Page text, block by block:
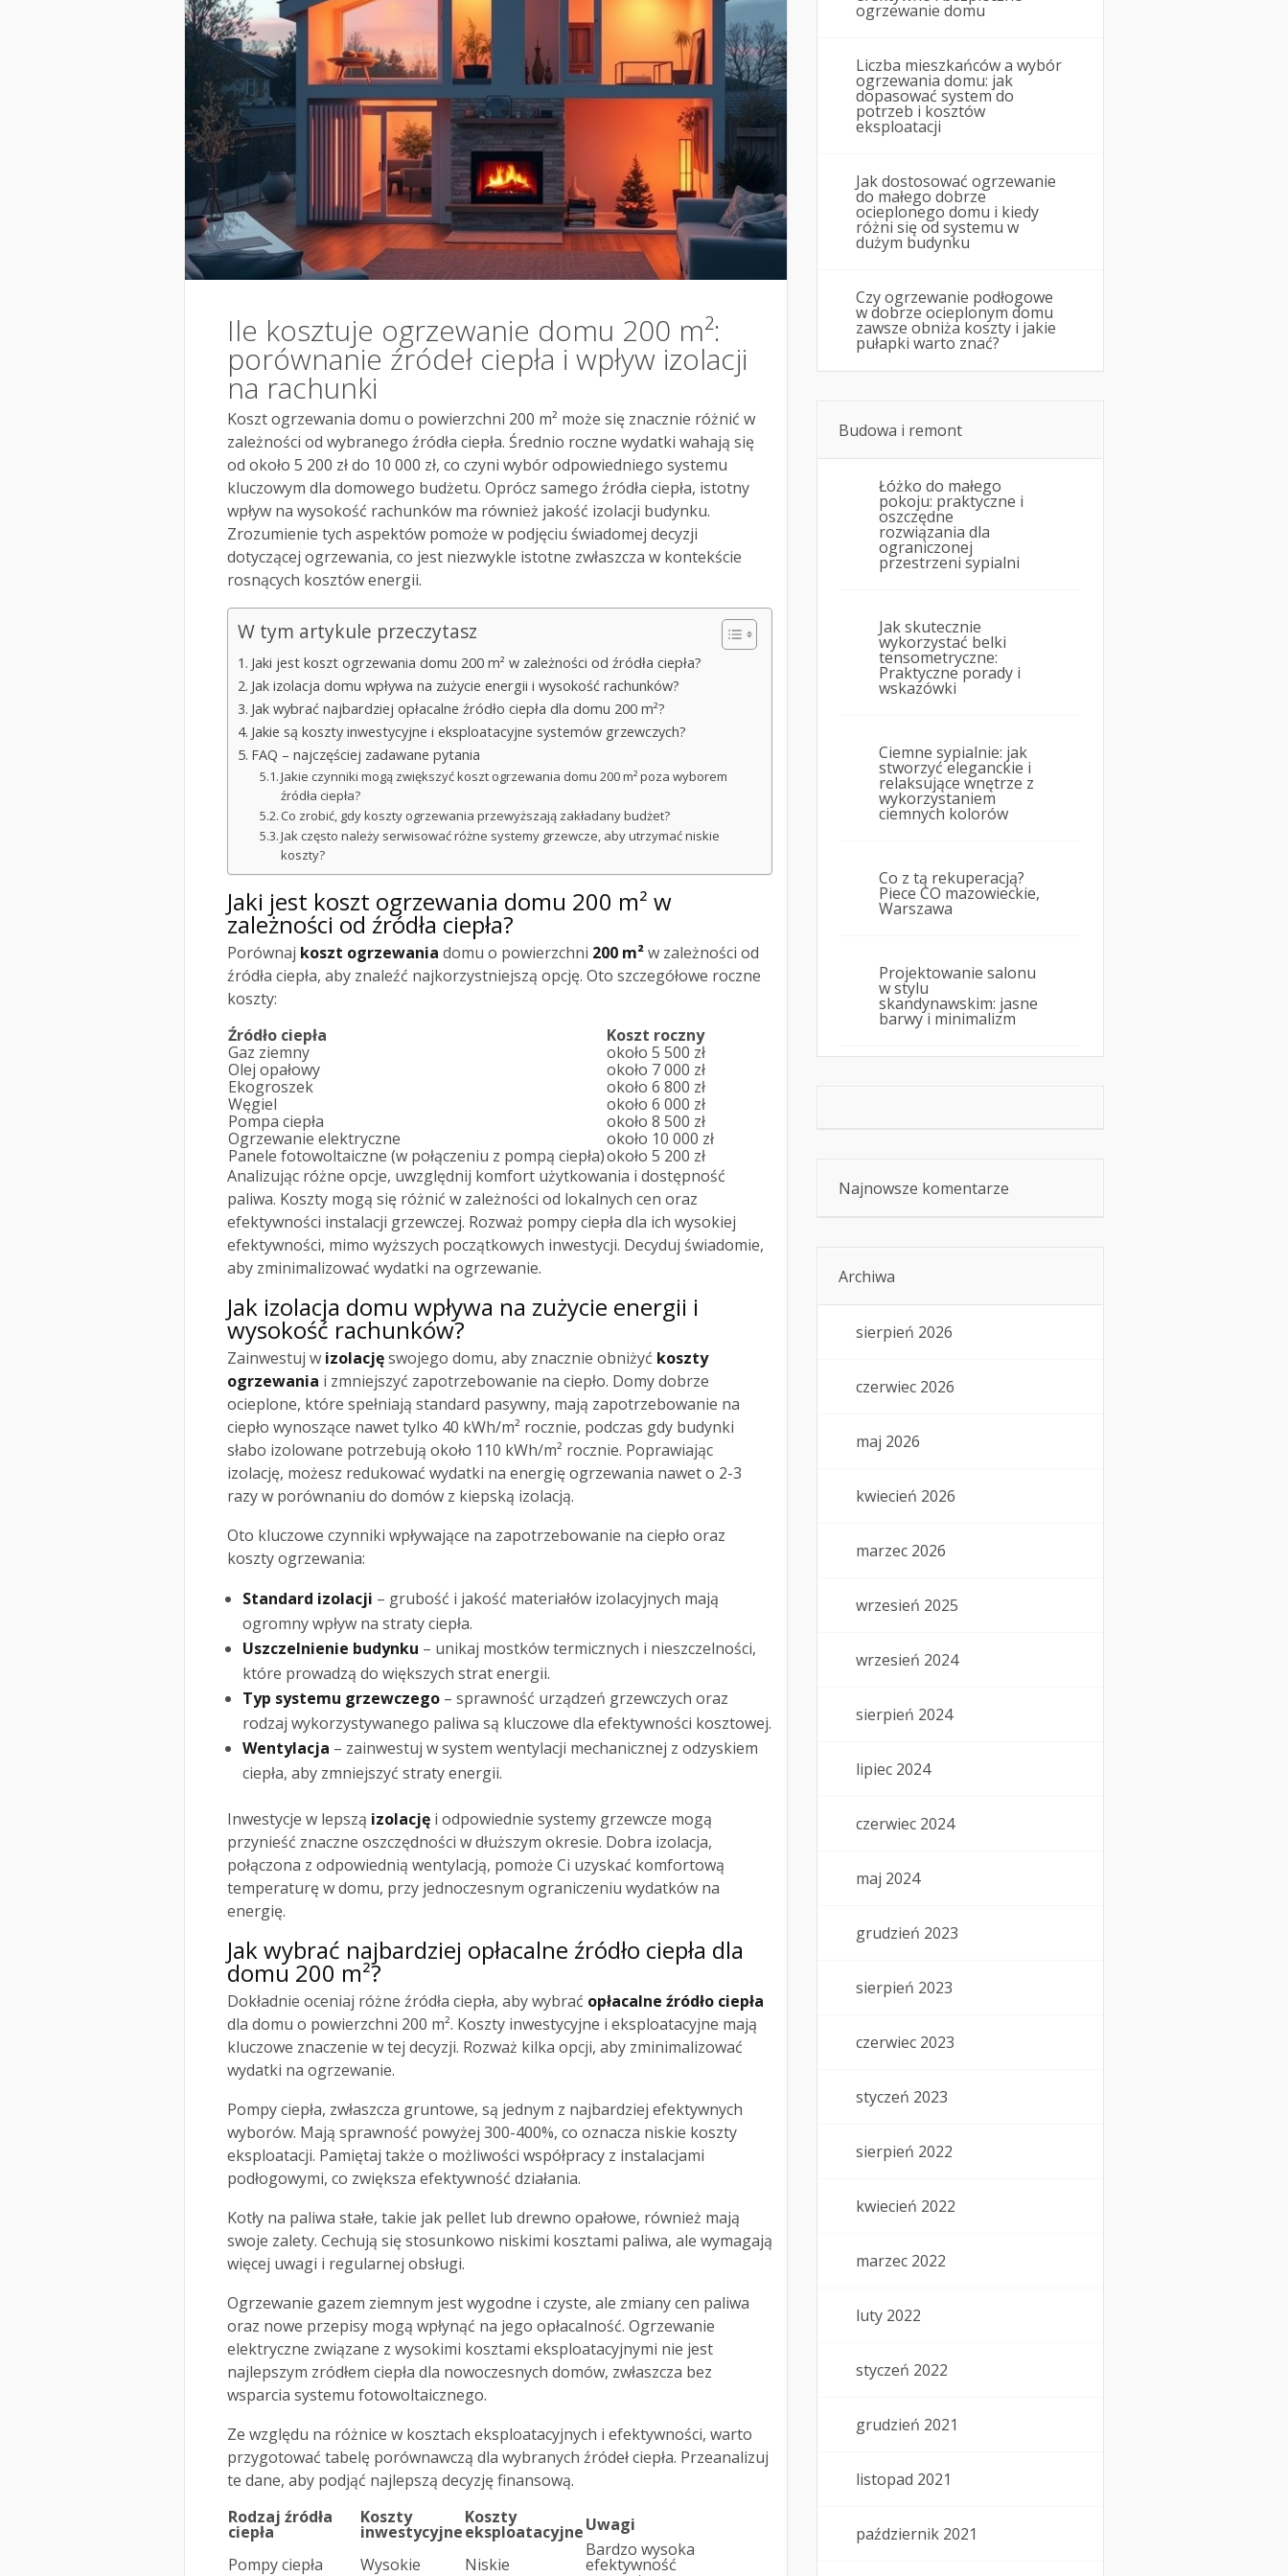
Ile kosztuje ogrzewanie domu 200 m²:
porównanie źródeł ciepła i wpływ izolacji
na rachunki
Koszt ogrzewania domu o powierzchni 200 m² może się znacznie różnić w
zależności od wybranego źródła ciepła. Średnio roczne wydatki wahają się
od około 5 200 zł do 10 000 zł, co czyni wybór odpowiedniego systemu
kluczowym dla domowego budżetu. Oprócz samego źródła ciepła, istotny
wpływ na wysokość rachunków ma również jakość izolacji budynku.
Zrozumienie tych aspektów pomoże w podjęciu świadomej decyzji
dotyczącej ogrzewania, co jest niezwykle istotne zwłaszcza w kontekście
rosnących kosztów energii.
W tym artykule przeczytasz
Jaki jest koszt ogrzewania domu 200 m² w zależności od źródła ciepła?
Jak izolacja domu wpływa na zużycie energii i wysokość rachunków?
Jak wybrać najbardziej opłacalne źródło ciepła dla domu 200 m²?
Jakie są koszty inwestycyjne i eksploatacyjne systemów grzewczych?
FAQ – najczęściej zadawane pytania
Jakie czynniki mogą zwiększyć koszt ogrzewania domu 200 m² poza wyborem
źródła ciepła?
Co zrobić, gdy koszty ogrzewania przewyższają zakładany budżet?
Jak często należy serwisować różne systemy grzewcze, aby utrzymać niskie
koszty?
Jaki jest koszt ogrzewania domu 200 m² w
zależności od źródła ciepła?
Porównaj koszt ogrzewania domu o powierzchni 200 m²w zależności od
źródła ciepła, aby znaleźć najkorzystniejszą opcję. Oto szczegółowe roczne
koszty:
Źródło ciepła
Koszt roczny
Gaz ziemny
około 5 500 zł
Olej opałowy
około 7 000 zł
Ekogroszek
około 6 800 zł
Węgiel
około 6 000 zł
Pompa ciepła
około 8 500 zł
Ogrzewanie elektryczne
około 10 000 zł
Panele fotowoltaiczne (w połączeniu z pompą ciepła)około 5 200 zł
Analizując różne opcje, uwzględnij komfort użytkowania i dostępność
paliwa. Koszty mogą się różnić w zależności od lokalnych cen oraz
efektywności instalacji grzewczej. Rozważ pompy ciepła dla ich wysokiej
efektywności, mimo wyższych początkowych inwestycji. Decyduj świadomie,
aby zminimalizować wydatki na ogrzewanie.
Jak izolacja domu wpływa na zużycie energii i
wysokość rachunków?
Zainwestuj w izolacjęswojego domu, aby znacznie obniżyć koszty
ogrzewania i zmniejszyć zapotrzebowanie na ciepło. Domy dobrze
ocieplone, które spełniają standard pasywny, mają zapotrzebowanie na
ciepło wynoszące nawet tylko 40 kWh/m² rocznie, podczas gdy budynki
słabo izolowane potrzebują około 110 kWh/m² rocznie. Poprawiając
izolację, możesz redukować wydatki na energię ogrzewania nawet o 2-3
razy w porównaniu do domów z kiepską izolacją.
Oto kluczowe czynniki wpływające na zapotrzebowanie na ciepło oraz
koszty ogrzewania:
Standard izolacji – grubość i jakość materiałów izolacyjnych mają
ogromny wpływ na straty ciepła.
Uszczelnienie budynku – unikaj mostków termicznych i nieszczelności,
które prowadzą do większych strat energii.
Typ systemu grzewczego – sprawność urządzeń grzewczych oraz
rodzaj wykorzystywanego paliwa są kluczowe dla efektywności kosztowej.
Wentylacja – zainwestuj w system wentylacji mechanicznej z odzyskiem
ciepła, aby zmniejszyć straty energii.
Inwestycje w lepszą izolację i odpowiednie systemy grzewcze mogą
przynieść znaczne oszczędności w dłuższym okresie. Dobra izolacja,
połączona z odpowiednią wentylacją, pomoże Ci uzyskać komfortową
temperaturę w domu, przy jednoczesnym ograniczeniu wydatków na
energię.
Jak wybrać najbardziej opłacalne źródło ciepła dla
domu 200 m²?
Dokładnie oceniaj różne źródła ciepła, aby wybrać opłacalne źródło ciepła
dla domu o powierzchni 200 m². Koszty inwestycyjne i eksploatacyjne mają
kluczowe znaczenie w tej decyzji. Rozważ kilka opcji, aby zminimalizować
wydatki na ogrzewanie.
Pompy ciepła, zwłaszcza gruntowe, są jednym z najbardziej efektywnych
wyborów. Mają sprawność powyżej 300-400%, co oznacza niskie koszty
eksploatacji. Pamiętaj także o możliwości współpracy z instalacjami
podłogowymi, co zwiększa efektywność działania.
Kotły na paliwa stałe, takie jak pellet lub drewno opałowe, również mają
swoje zalety. Cechują się stosunkowo niskimi kosztami paliwa, ale wymagają
więcej uwagi i regularnej obsługi.
Ogrzewanie gazem ziemnym jest wygodne i czyste, ale zmiany cen paliwa
oraz nowe przepisy mogą wpłynąć na jego opłacalność. Ogrzewanie
elektryczne związane z wysokimi kosztami eksploatacyjnymi nie jest
najlepszym zródłem ciepła dla nowoczesnych domów, zwłaszcza bez
wsparcia systemu fotowoltaicznego.
Ze względu na różnice w kosztach eksploatacyjnych i efektywności, warto
przygotować tabelę porównawczą dla wybranych źródeł ciepła. Przeanalizuj
te dane, aby podjąć najlepszą decyzję finansową.
Rodzaj źródła
ciepła
Koszty
inwestycyjne
Koszty
eksploatacyjneUwagi
Pompy ciepła
Wysokie Niskie
Bardzo wysoka
efektywność
ogrzewanie domu
Liczba mieszkańców a wybór
ogrzewania domu: jak
dopasować system do
potrzeb i kosztów
eksploatacji
Jak dostosować ogrzewanie
do małego dobrze
ocieplonego domu i kiedy
różni się od systemu w
dużym budynku
Czy ogrzewanie podłogowe
w dobrze ocieplonym domu
zawsze obniża koszty i jakie
pułapki warto znać?
Budowa i remont
Łóżko do małego
pokoju: praktyczne i
oszczędne
rozwiązania dla
ograniczonej
przestrzeni sypialni
Jak skutecznie
wykorzystać belki
tensometryczne:
Praktyczne porady i
wskazówki
Ciemne sypialnie: jak
stworzyć eleganckie i
relaksujące wnętrze z
wykorzystaniem
ciemnych kolorów
Co z tą rekuperacją?
Piece CO mazowieckie,
Warszawa
Projektowanie salonu
w stylu
skandynawskim: jasne
barwy i minimalizm
Najnowsze komentarze
Archiwa
sierpień 2026
czerwiec 2026
maj 2026
kwiecień 2026
marzec 2026
wrzesień 2025
wrzesień 2024
sierpień 2024
lipiec 2024
czerwiec 2024
maj 2024
grudzień 2023
sierpień 2023
czerwiec 2023
styczeń 2023
sierpień 2022
kwiecień 2022
marzec 2022
luty 2022
styczeń 2022
grudzień 2021
listopad 2021
październik 2021